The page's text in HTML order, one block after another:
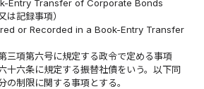
Entry Transfer of Corporate Bonds
は記録事項）
or Recorded in a Book-Entry Transfer
三項第六号に規定する政令で定める事項
十六条に規定する振替社債をいう。以下同
の制限に関する事項とする。